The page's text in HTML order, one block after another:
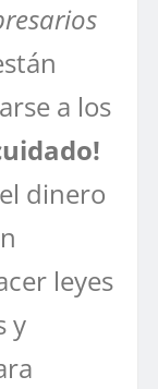
a los
dinero
leyes
y